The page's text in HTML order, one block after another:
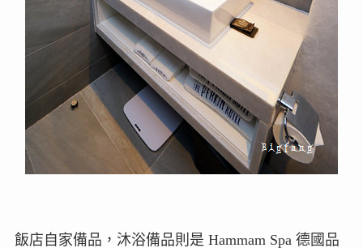
飯店自家備品，沐浴備品則是 Hammam Spa 德國品